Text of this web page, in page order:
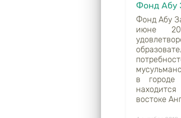
Фонд Абу
Фонд Абу
июне
в городе
востоке